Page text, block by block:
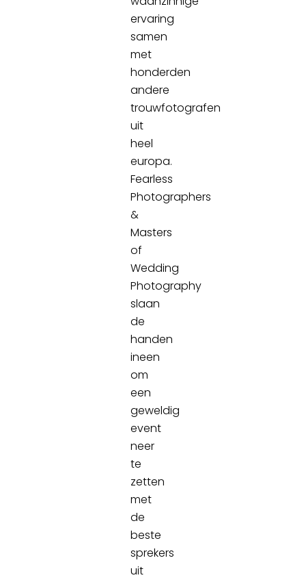
ervaring
samen
met
honderden
andere
trouwfotografen
uit
heel
europa.
Fearless
Photographers
&
Masters
of
Wedding
Photography
slaan
de
handen
ineen
om
een
geweldig
event
neer
te
zetten
met
de
beste
sprekers
uit